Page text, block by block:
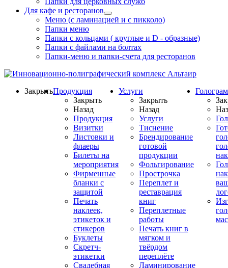
Для кафе и ресторанов
Меню (с ламинацией и с пикколо)
Папки меню
Папки с кольцами ( круглые и D - образные)
Папки с файлами на болтах
Папки-меню и папки-счета для ресторанов
ЗакрытьПродукция
Закрыть
Назад
Продукция
Визитки
Листовки и
флаеры
Билеты на
мероприятия
Фирменные
бланки с
защитой
Печать
наклеек,
этикеток и
стикеров
Буклеты
Скретч-
этикетки
Свадебная
Услуги
Закрыть
Назад
Услуги
Тиснение
Брендирование
готовой
продукции
Фольгирование
Прострочка
Переплет и
реставрация
книг
Переплетные
работы
Печать книг в
мягком и
твёрдом
переплёте
Ламинирование